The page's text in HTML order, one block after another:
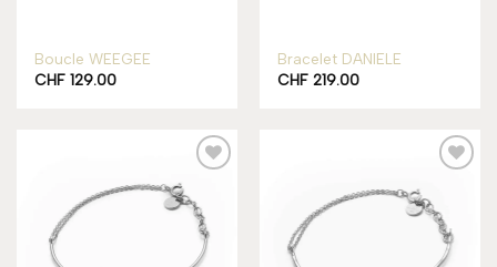
Boucle WEEGEE
CHF 129.00
Rupture de stock
Bracelet DANIELE
CHF 219.00
wishlist
wishlist